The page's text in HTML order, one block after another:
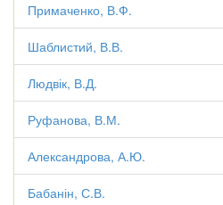
Примаченко, В.Ф.
Шаблистий, В.В.
Людвік, В.Д.
Руфанова, В.М.
Александрова, А.Ю.
Бабанін, С.В.